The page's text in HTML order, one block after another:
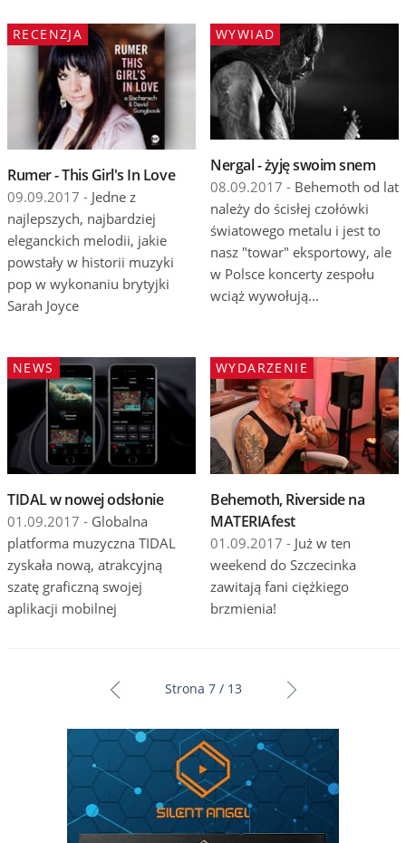
Rumer - This Girl's In Love
09.09.2017 - Jedne z
najlepszych, najbardziej
eleganckich melodii, jakie
powstały w historii muzyki
pop w wykonaniu brytyjki
Sarah Joyce
RECENZJA
Nergal - żyję swoim snem
08.09.2017 - Behemoth od lat
należy do ścisłej czołówki
światowego metalu i jest to
nasz "towar" eksportowy, ale
w Polsce koncerty zespołu
wciąż wywołują...
WYWIAD
TIDAL w nowej odsłonie
01.09.2017 - Globalna
platforma muzyczna TIDAL
zyskała nową, atrakcyjną
szatę graficzną swojej
aplikacji mobilnej
NEWS
Behemoth, Riverside na
MATERIAfest
01.09.2017 - Już w ten
weekend do Szczecinka
zawitają fani ciężkiego
brzmienia!
WYDARZENIE
Strona 7 / 13